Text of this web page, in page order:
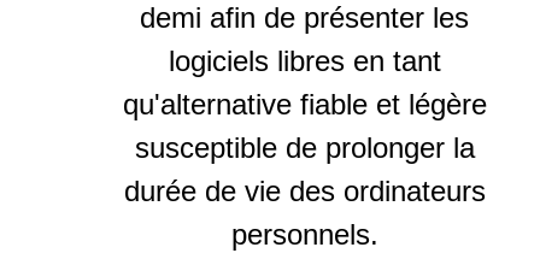
demi afin de présenter les
logiciels libres en tant
qu'alternative fiable et légère
susceptible de prolonger la
durée de vie des ordinateurs
personnels.